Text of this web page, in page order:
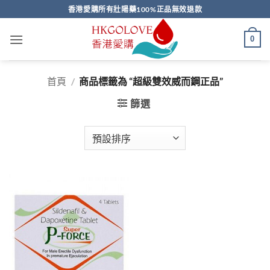
to
content
香港愛購所有壯陽藥100%正品無效退款
0
首頁 / 商品標籤為 “超級雙效威而鋼正品”
篩選